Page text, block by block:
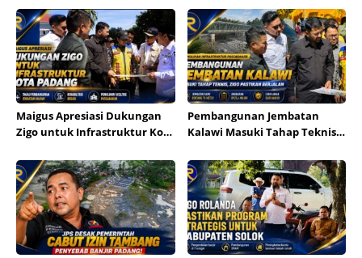
Maigus Apresiasi Dukungan
Zigo untuk Infrastruktur Kota
Pembangunan Jembatan
Kalawi Masuki Tahap Teknis,